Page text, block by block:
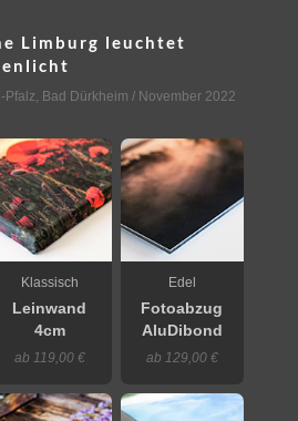
Limburg leuchtet
Pfalz Bad Dürkheim / November 2022
Klassisch
Leinwand
4cm
ab 119,00 €
Edel
Fotoabzug
AluDibond
ab 129,00 €